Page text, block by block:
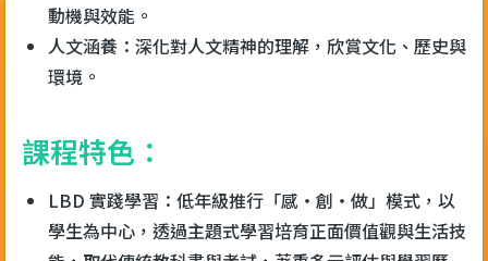
動機與效能。
人文涵養：深化對人文精神的理解，欣賞文化、歷史與
環境。
課程特色：
LBD 實踐學習：低年級推行「感・創・做」模式，以
學生為中心，透過主題式學習培育正面價值觀與生活技